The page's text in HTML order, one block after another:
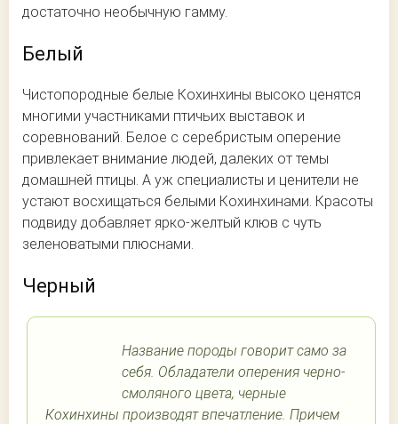
достаточно необычную гамму.
Белый
Чистопородные белые Кохинхины высоко ценятся
многими участниками птичьих выставок и
соревнований. Белое с серебристым оперение
привлекает внимание людей, далеких от темы
домашней птицы. А уж специалисты и ценители не
устают восхищаться белыми Кохинхинами. Красоты
подвиду добавляет ярко-желтый клюв с чуть
зеленоватыми плюснами.
Черный
Название породы говорит само за
себя. Обладатели оперения черно-
смоляного цвета, черные
Кохинхины производят впечатление. Причем